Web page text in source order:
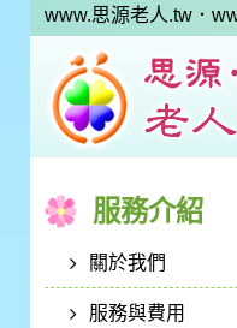
www.思源老人.tw ．
服務介紹
關於我們
服務與費用